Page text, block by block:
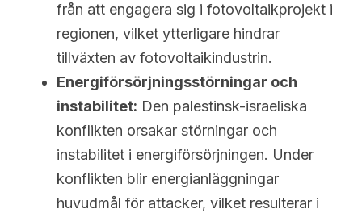
från att engagera sig i fotovoltaikprojekt i
regionen, vilket ytterligare hindrar
tillväxten av fotovoltaikindustrin.
Energiförsörjningsstörningar och
instabilitet: Den palestinsk-israeliska
konflikten orsakar störningar och
instabilitet i energiförsörjningen. Under
konflikten blir energianläggningar
huvudmål för attacker, vilket resulterar i